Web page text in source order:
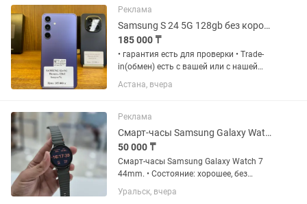
Внешний вид 10 из 10, чистый корпус,
без...
Реклама
Samsung S 24 5G 128gb без коробки Рассрочка 0 0 12
185 000 ₸
• гарантия есть для проверки • Trade-
in(обмен) есть с вашей или с нашей
доплатой Наш адрес: Г.Астана Ул
Жанкент 96 Брайт Маркет для точной
работы с 10:00 до 00;00...
Астана, вчера
Реклама
Смарт-часы Samsung Galaxy Watch 7 44mm.
50 000 ₸
Смарт-часы Samsung Galaxy Watch 7
44mm. • Состояние: хорошее, без
ремонта • В комплекте: коробка и
зарядное устройство • Цвет: зелёный,
Уральск, вчера